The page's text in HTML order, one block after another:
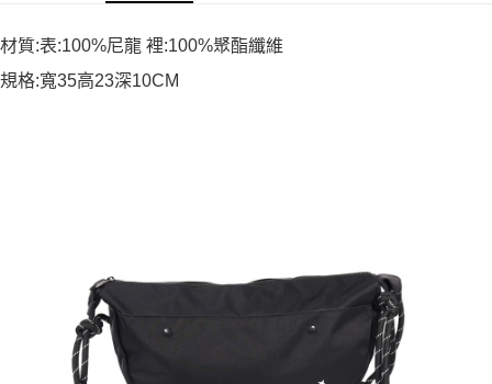
材質:表:100%尼龍 裡:100%聚酯纖維
規格:寬35高23深10CM